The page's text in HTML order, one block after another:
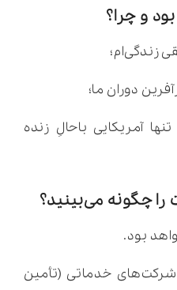
و چرا؟
زندگی‌ام؛
دوران ما؛
آمریکایی باحالِ زنده
بود.
شرکت‌های خدماتی (تأمین